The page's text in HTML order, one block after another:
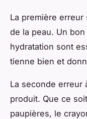
La première
de la peau. Un
hydratation sont
tienne bien et
La seconde erreur
produit. Que ce
paupières, le